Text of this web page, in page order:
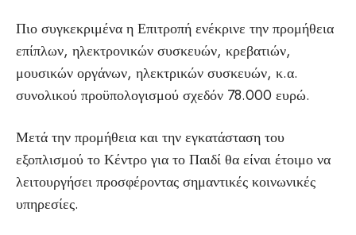
Πιο συγκεκριμένα η Επιτροπή ενέκρινε την προμήθεια
επίπλων, ηλεκτρονικών συσκευών, κρεβατιών,
μουσικών οργάνων, ηλεκτρικών συσκευών, κ.α.
συνολικού προϋπολογισμού σχεδόν 78.000 ευρώ.
Μετά την προμήθεια και την εγκατάσταση του
εξοπλισμού το Κέντρο για το Παιδί θα είναι έτοιμο να
λειτουργήσει προσφέροντας σημαντικές κοινωνικές
υπηρεσίες.